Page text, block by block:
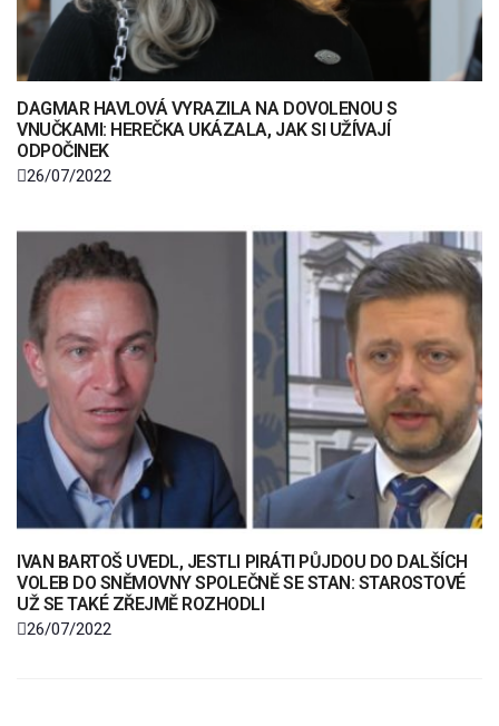
DAGMAR HAVLOVÁ VYRAZILA NA DOVOLENOU S
VNUČKAMI: HEREČKA UKÁZALA, JAK SI UŽÍVAJÍ
ODPOČINEK
26/07/2022
IVAN BARTOŠ UVEDL, JESTLI PIRÁTI PŮJDOU DO DALŠÍCH
VOLEB DO SNĚMOVNY SPOLEČNĚ SE STAN: STAROSTOVÉ
UŽ SE TAKÉ ZŘEJMĚ ROZHODLI
26/07/2022